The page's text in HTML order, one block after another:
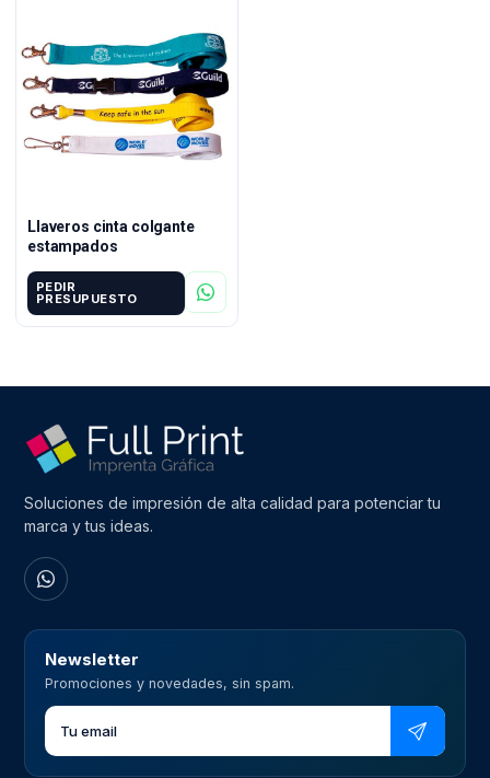
Llaveros cinta colgante
estampados
PEDIR
PRESUPUESTO
Soluciones de impresión de alta calidad para potenciar tu
marca y tus ideas.
Newsletter
Promociones y novedades, sin spam.